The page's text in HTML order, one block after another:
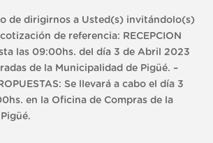
de dirigirnos a Usted(s) invitándolo(s)
de referencia: RECEPCION
las 09:00hs. del día 3 de Abril 2023
de la Municipalidad de Pigüé. –
Se llevará a cabo el día 3
en la Oficina de Compras de la